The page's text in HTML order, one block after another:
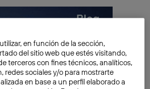
en función de la sección,
del sitio web que estés visitando,
terceros con fines técnicos, analíticos,
redes sociales y/o para mostrarte
en base a un perfil elaborado a